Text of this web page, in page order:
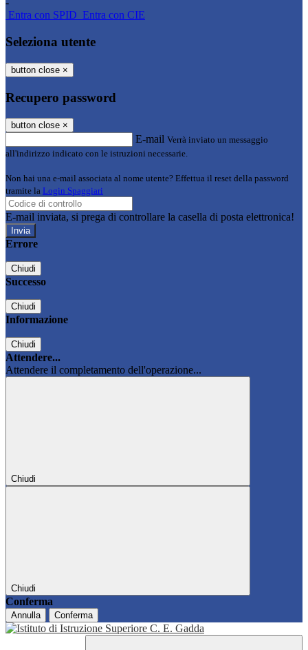
-
Entra con SPID Entra con CIE
Seleziona utente
button close ×
Recupero password
button close ×
E-mail Verrà inviato un messaggio
all'indirizzo indicato con le istruzioni necessarie.
Non hai una e-mail associata al nome utente? Effettua il reset della password
tramite la Login Spaggiari
E-mail inviata, si prega di controllare la casella di posta elettronica!
Errore
Chiudi
Successo
Chiudi
Informazione
Chiudi
Attendere...
Attendere il completamento dell'operazione...
Chiudi
Chiudi
Conferma
Annulla Conferma